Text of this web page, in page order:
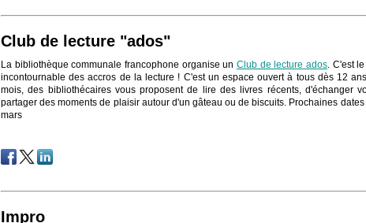
Club de lecture "ados"
La bibliothèque communale francophone organise un Club de lecture ados . C'est
incontournable des accros de la lecture ! C'est un espace ouvert à tous dès 12
mois, des bibliothécaires vous proposent de lire des livres récents, d'échanger
partager des moments de plaisir autour d'un gâteau ou de biscuits. Prochaines dates
mars
Impro